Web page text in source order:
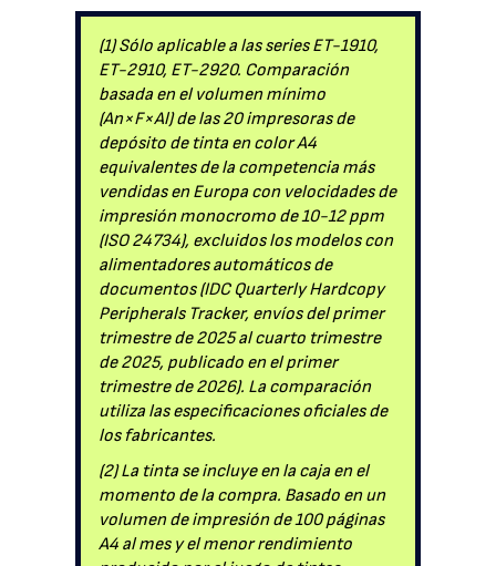
(1) Sólo aplicable a las series ET-1910,
ET-2910, ET-2920. Comparación
basada en el volumen mínimo
(An×F×Al) de las 20 impresoras de
depósito de tinta en color A4
equivalentes de la competencia más
vendidas en Europa con velocidades de
impresión monocromo de 10-12 ppm
(ISO 24734), excluidos los modelos con
alimentadores automáticos de
documentos (IDC Quarterly Hardcopy
Peripherals Tracker, envíos del primer
trimestre de 2025 al cuarto trimestre
de 2025, publicado en el primer
trimestre de 2026). La comparación
utiliza las especificaciones oficiales de
los fabricantes.
(2) La tinta se incluye en la caja en el
momento de la compra. Basado en un
volumen de impresión de 100 páginas
A4 al mes y el menor rendimiento